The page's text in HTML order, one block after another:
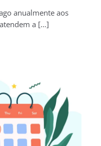
anualmente aos
a […]